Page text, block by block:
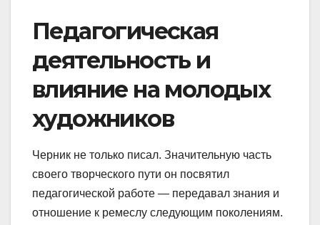
Педагогическая
деятельность и
влияние на молодых
художников
Черник не только писал. Значительную часть
своего творческого пути он посвятил
педагогической работе — передавал знания и
отношение к ремеслу следующим поколениям.